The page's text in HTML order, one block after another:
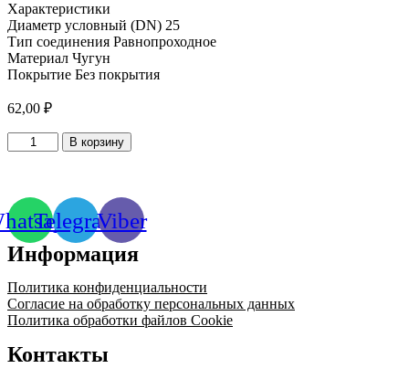
Характеристики
Диаметр условный (DN) 25
Тип соединения Равнопроходное
Материал Чугун
Покрытие Без покрытия
62,00 ₽
Количество
товара
Ду
25
В корзину
TelegramViber
Информация
Политика конфиденциальности
Согласие на обработку персональных данных
Политика обработки файлов Cookie
Контакты